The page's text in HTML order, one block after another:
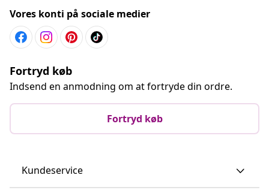
Vores konti på sociale medier
Fortryd køb
Indsend en anmodning om at fortryde din ordre.
Fortryd køb
Kundeservice